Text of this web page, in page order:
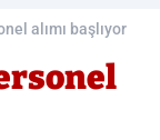
alımı başlıyor